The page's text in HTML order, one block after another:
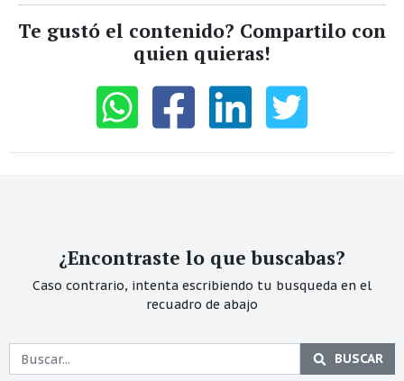
Te gustó el contenido? Compartilo con
quien quieras!
¿Encontraste lo que buscabas?
Caso contrario, intenta escribiendo tu busqueda en el
recuadro de abajo
BUSCAR